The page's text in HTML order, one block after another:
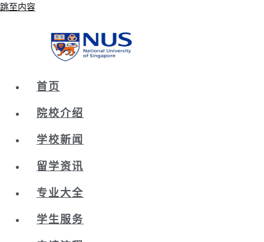
跳至内容
首页
院校介绍
学校新闻
留学资讯
专业大全
学生服务